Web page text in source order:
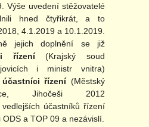
Výše uvedení stěžovatelé
hned čtyřikrát, a to
4.1.2019 a 10.1.2019.
jejich doplnění se již
řízení(Krajský soud
i ministr vnitra)
účastníci řízení(Městský
Jihočeši 2012
účastníků řízení
a TOP 09 a nezávislí.